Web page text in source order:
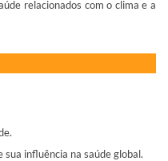
relacionados com o clima e a
influência na saúde global.